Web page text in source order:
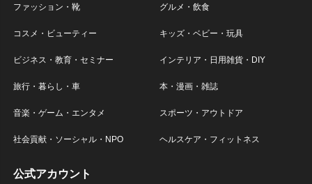
ファッション・靴 グルメ・飲食
コスメ・ビューティー キッズ・ベビー・玩具
ビジネス・教育・セミナー インテリア・日用雑貨・DIY
旅行・暮らし・車 本・漫画・雑誌
音楽・ゲーム・エンタメ スポーツ・アウトドア
社会貢献・ソーシャル・NPO ヘルスケア・フィットネス
公式アカウント